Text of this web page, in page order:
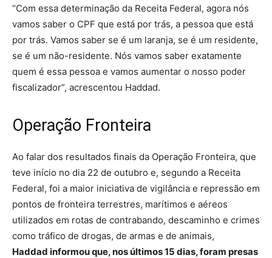
“Com essa determinação da Receita Federal, agora nós
vamos saber o CPF que está por trás, a pessoa que está
por trás. Vamos saber se é um laranja, se é um residente,
se é um não-residente. Nós vamos saber exatamente
quem é essa pessoa e vamos aumentar o nosso poder
fiscalizador”, acrescentou Haddad.
Operação Fronteira
Ao falar dos resultados finais da Operação Fronteira, que
teve início no dia 22 de outubro e, segundo a Receita
Federal, foi a maior iniciativa de vigilância e repressão em
pontos de fronteira terrestres, marítimos e aéreos
utilizados em rotas de contrabando, descaminho e crimes
como tráfico de drogas, de armas e de animais,
Haddad informou que, nos últimos 15 dias, foram presas